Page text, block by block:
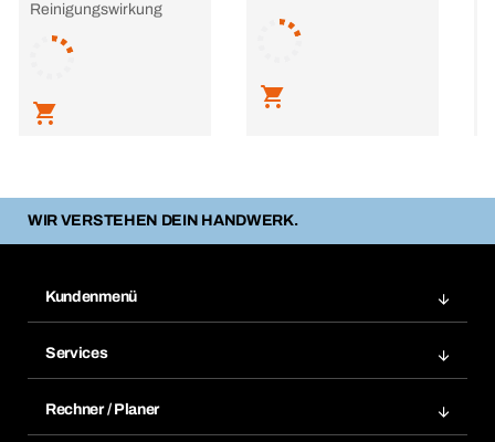
Reinigungswirkung
WIR VERSTEHEN DEIN HANDWERK.
Kundenmenü
Rechnungen
Services
Rechner / Planer